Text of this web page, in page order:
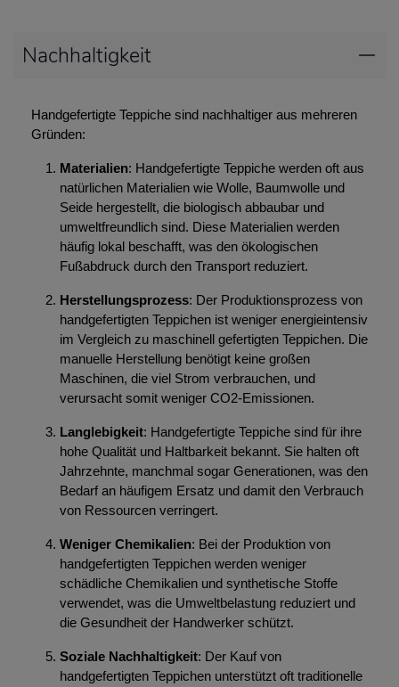
Nachhaltigkeit
Handgefertigte Teppiche sind nachhaltiger aus mehreren
Gründen:
Materialien: Handgefertigte Teppiche werden oft aus
natürlichen Materialien wie Wolle, Baumwolle und
Seide hergestellt, die biologisch abbaubar und
umweltfreundlich sind. Diese Materialien werden
häufig lokal beschafft, was den ökologischen
Fußabdruck durch den Transport reduziert.
Herstellungsprozess: Der Produktionsprozess von
handgefertigten Teppichen ist weniger energieintensiv
im Vergleich zu maschinell gefertigten Teppichen. Die
manuelle Herstellung benötigt keine großen
Maschinen, die viel Strom verbrauchen, und
verursacht somit weniger CO2-Emissionen.
Langlebigkeit: Handgefertigte Teppiche sind für ihre
hohe Qualität und Haltbarkeit bekannt. Sie halten oft
Jahrzehnte, manchmal sogar Generationen, was den
Bedarf an häufigem Ersatz und damit den Verbrauch
von Ressourcen verringert.
Weniger Chemikalien: Bei der Produktion von
handgefertigten Teppichen werden weniger
schädliche Chemikalien und synthetische Stoffe
verwendet, was die Umweltbelastung reduziert und
die Gesundheit der Handwerker schützt.
Soziale Nachhaltigkeit: Der Kauf von
handgefertigten Teppichen unterstützt oft traditionelle